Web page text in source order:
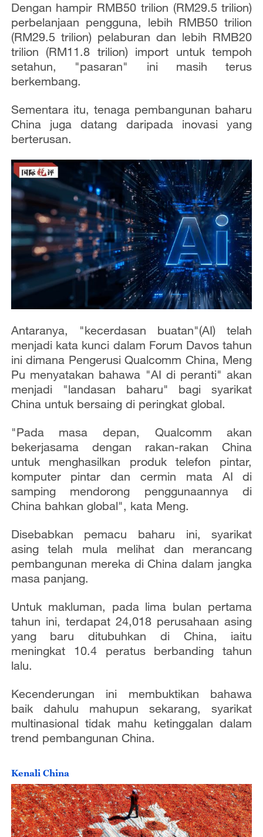
Dengan hampir RMB50 trilion (RM29.5 trilion)
perbelanjaan pengguna, lebih RMB50 trilion
(RM29.5 trilion) pelaburan dan lebih RMB20
trilion (RM11.8 trilion) import untuk tempoh
setahun, "pasaran" ini masih terus
berkembang.
Sementara itu, tenaga pembangunan baharu
China juga datang daripada inovasi yang
berterusan.
Antaranya, "kecerdasan buatan"(AI) telah
menjadi kata kunci dalam Forum Davos tahun
ini dimana Pengerusi Qualcomm China, Meng
Pu menyatakan bahawa "AI di peranti" akan
menjadi "landasan baharu" bagi syarikat
China untuk bersaing di peringkat global.
"Pada masa depan, Qualcomm akan
bekerjasama dengan rakan-rakan China
untuk menghasilkan produk telefon pintar,
komputer pintar dan cermin mata AI di
samping mendorong penggunaannya di
China bahkan global", kata Meng.
Disebabkan pemacu baharu ini, syarikat
asing telah mula melihat dan merancang
pembangunan mereka di China dalam jangka
masa panjang.
Untuk makluman, pada lima bulan pertama
tahun ini, terdapat 24,018 perusahaan asing
yang baru ditubuhkan di China, iaitu
meningkat 10.4 peratus berbanding tahun
lalu.
Kecenderungan ini membuktikan bahawa
baik dahulu mahupun sekarang, syarikat
multinasional tidak mahu ketinggalan dalam
trend pembangunan China.
Kenali China